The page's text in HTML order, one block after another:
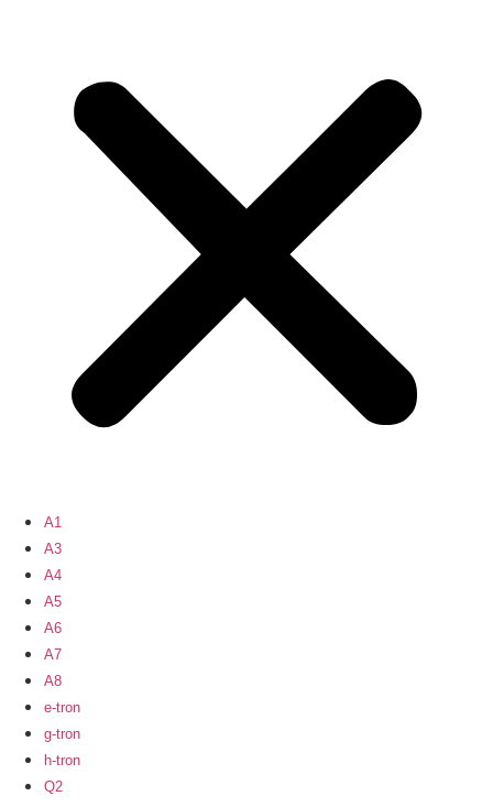
A1
A3
A4
A5
A6
A7
A8
e-tron
g-tron
h-tron
Q2